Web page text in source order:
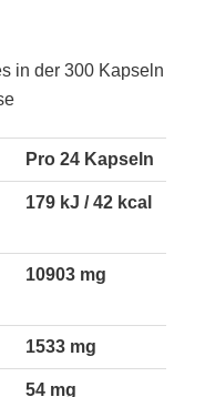
in der 300 Kapseln
Pro 24 Kapseln
179 kJ / 42 kcal
10903 mg
1533 mg
54 mg